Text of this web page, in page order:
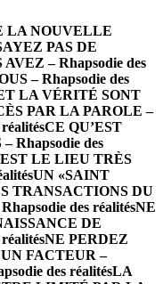
LA NOUVELLE
PAS DE
– Rhapsodie des
– Rhapsodie des
LA VÉRITÉ SONT
PAR LA PAROLE –
CE QU’EST
Rhapsodie des
LE LIEU TRÈS
UN «SAINT
TRANSACTIONS DU
des réalitésNE
DE
NE PERDEZ
FACTEUR –
des réalitésLA